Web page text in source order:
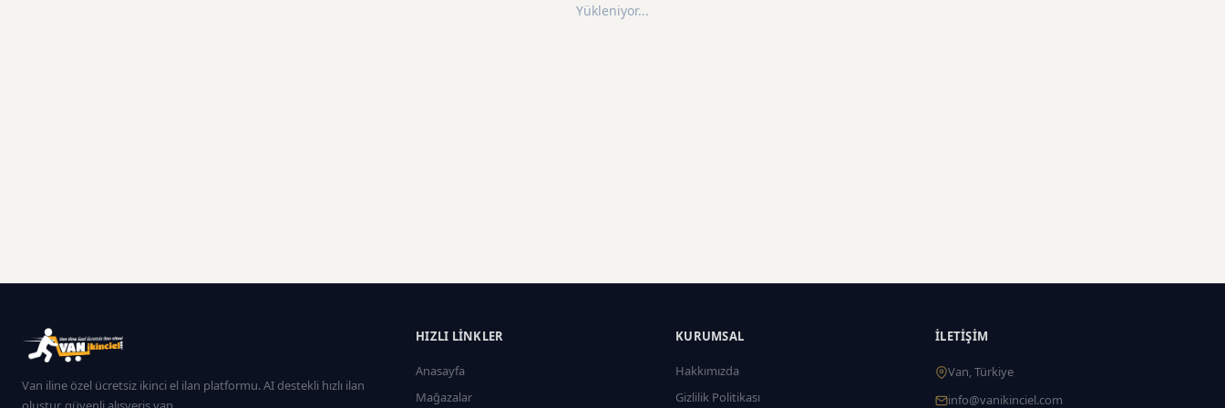
Yükleniyor...
Van iline özel ücretsiz ikinci el ilan platformu. AI destekli hızlı ilan
HIZLI LINKLER
Anasayfa
Mağazalar
KURUMSAL
Hakkımızda
Gizlilik Politikası
İLETIŞIM
Van, Türkiye
info@vanikinciel.com